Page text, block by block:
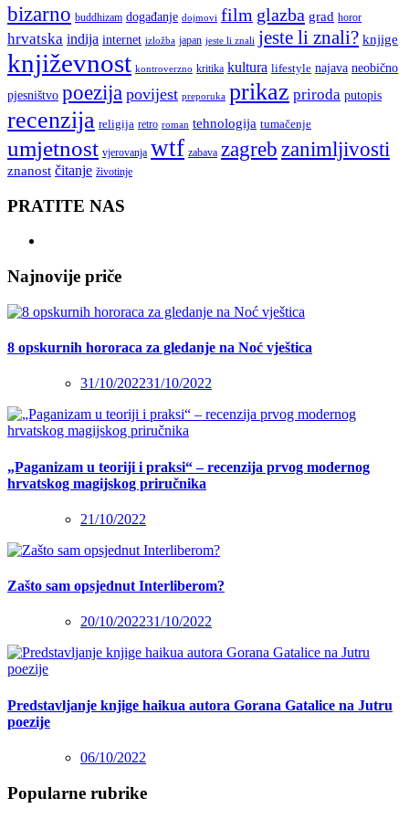
bizarno buddhizam događanje dojmovi film glazba grad horor
hrvatska indija internet izložba japan jeste li znali jeste li znali? knjige
književnost kontroverzno kritika kultura lifestyle najava neobično
pjesništvo poezija povijest preporuka prikaz priroda putopis
recenzija religija retro roman tehnologija tumačenje
umjetnost vjerovanja wtf zabava zagreb zanimljivosti
znanost čitanje životinje
PRATITE NAS
Najnovije priče
8 opskurnih hororaca za gledanje na Noć vještica
31/10/202231/10/2022
„Paganizam u teoriji i praksi“ – recenzija prvog modernog
hrvatskog magijskog priručnika
21/10/2022
Zašto sam opsjednut Interliberom?
20/10/202231/10/2022
Predstavljanje knjige haikua autora Gorana Gatalice na Jutru
poezije
06/10/2022
Popularne rubrike